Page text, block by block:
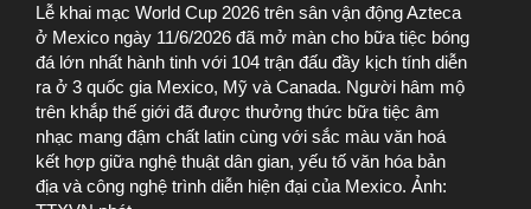
Lễ khai mạc World Cup 2026 trên sân vận động Azteca
ở Mexico ngày 11/6/2026 đã mở màn cho bữa tiệc bóng
đá lớn nhất hành tinh với 104 trận đấu đầy kịch tính diễn
ra ở 3 quốc gia Mexico, Mỹ và Canada. Người hâm mộ
trên khắp thế giới đã được thưởng thức bữa tiệc âm
nhạc mang đậm chất latin cùng với sắc màu văn hoá
kết hợp giữa nghệ thuật dân gian, yếu tố văn hóa bản
địa và công nghệ trình diễn hiện đại của Mexico. Ảnh: